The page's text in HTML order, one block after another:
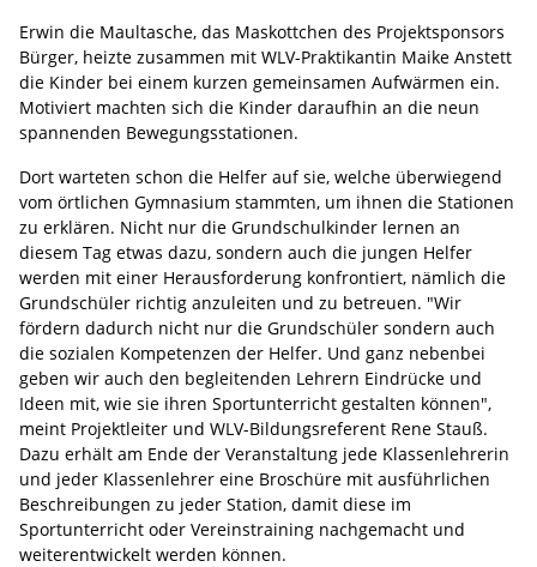
Erwin die Maultasche, das Maskottchen des Projektsponsors
Bürger, heizte zusammen mit WLV-Praktikantin Maike Anstett
die Kinder bei einem kurzen gemeinsamen Aufwärmen ein.
Motiviert machten sich die Kinder daraufhin an die neun
spannenden Bewegungsstationen.
Dort warteten schon die Helfer auf sie, welche überwiegend
vom örtlichen Gymnasium stammten, um ihnen die Stationen
zu erklären. Nicht nur die Grundschulkinder lernen an
diesem Tag etwas dazu, sondern auch die jungen Helfer
werden mit einer Herausforderung konfrontiert, nämlich die
Grundschüler richtig anzuleiten und zu betreuen. "Wir
fördern dadurch nicht nur die Grundschüler sondern auch
die sozialen Kompetenzen der Helfer. Und ganz nebenbei
geben wir auch den begleitenden Lehrern Eindrücke und
Ideen mit, wie sie ihren Sportunterricht gestalten können",
meint Projektleiter und WLV-Bildungsreferent Rene Stauß.
Dazu erhält am Ende der Veranstaltung jede Klassenlehrerin
und jeder Klassenlehrer eine Broschüre mit ausführlichen
Beschreibungen zu jeder Station, damit diese im
Sportunterricht oder Vereinstraining nachgemacht und
weiterentwickelt werden können.